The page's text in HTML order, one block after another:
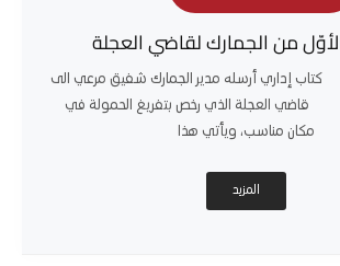
من الجمارك لقاضي العجلة
كتاب إداري أرسله مدير الجمارك شفيق مرعي الى
قاضي العجلة الذي رخص بتفريغ الحمولة في
مكان مناسب، ويأتي هذا
المزيد